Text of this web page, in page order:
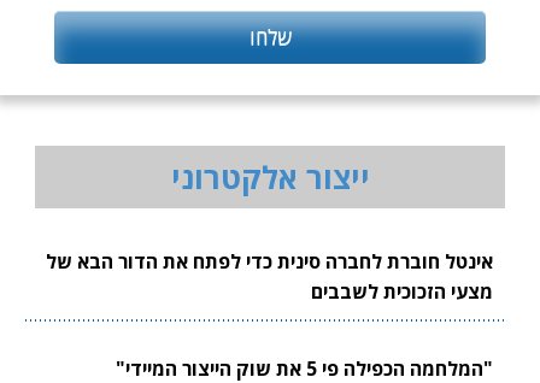
ייצור אלקטרוני
אינטל חוברת לחברה סינית כדי לפתח את הדור הבא של
מצעי הזכוכית לשבבים
"המלחמה הכפילה פי 5 את שוק הייצור המיידי"